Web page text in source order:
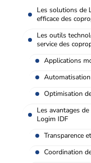
Les solutions de
efficace des
Les outils
service des
Applications
Optimisation
Les avantages
Logim IDF
Transparence
Coordination